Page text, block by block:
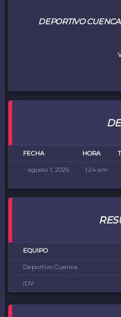
DEPORTIVO CUENCA
FECHA HORA
agosto 1, 2025 1:24 am
EQUIPO
Deportivo Cuenca
IDV